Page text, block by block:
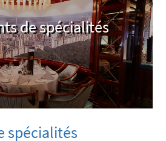
de spécialités
spécialités